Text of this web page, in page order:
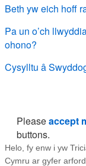
Beth yw eich hoff
Pa un o’ch
ohono?
Cysylltu â
Pleaseaccept
buttons.
Helo, fy enw i yw
Cymru ar gyfer